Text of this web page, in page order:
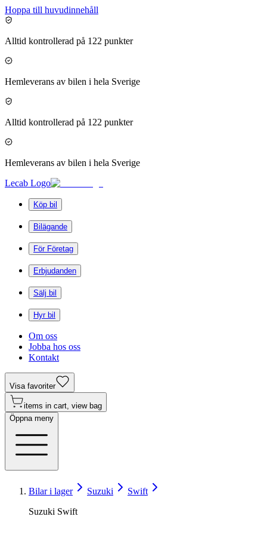
Hoppa till huvudinnehåll
Alltid kontrollerad på 122 punkter
Hemleverans av bilen i hela Sverige
Alltid kontrollerad på 122 punkter
Hemleverans av bilen i hela Sverige
Lecab Logo
Köp bil
Bilägande
För Företag
Erbjudanden
Sälj bil
Hyr bil
Om oss
Jobba hos oss
Kontakt
Visa favoriter
items in cart, view bag
Öppna meny
Bilar i lager Suzuki
Swift
Suzuki Swift